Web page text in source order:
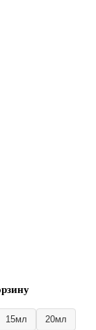
15мл 20мл